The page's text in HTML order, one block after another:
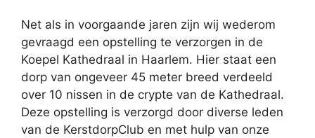
Net als in voorgaande jaren zijn wij wederom
gevraagd een opstelling te verzorgen in de
Koepel Kathedraal in Haarlem. Hier staat een
dorp van ongeveer 45 meter breed verdeeld
over 10 nissen in de crypte van de Kathedraal.
Deze opstelling is verzorgd door diverse leden
van de KerstdorpClub en met hulp van onze